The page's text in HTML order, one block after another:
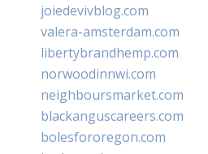
joiedevivblog.com
valera-amsterdam.com
libertybrandhemp.com
norwoodinnwi.com
neighboursmarket.com
blackanguscareers.com
bolesfororegon.com